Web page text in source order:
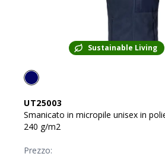
Sustainable Living
UT25003
Smanicato in micropile unisex in
240 g/m2
Prezzo: